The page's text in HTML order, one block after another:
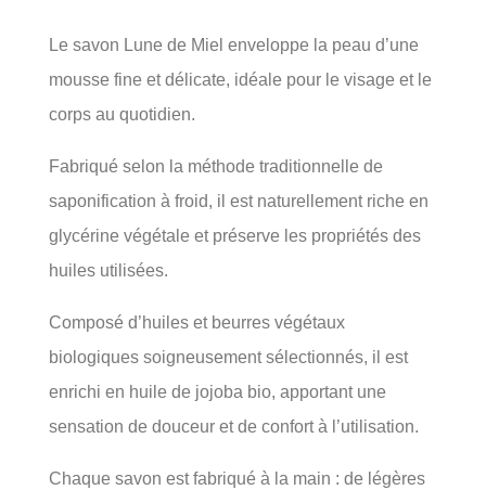
Le savon Lune de Miel enveloppe la peau d’une
mousse fine et délicate, idéale pour le visage et le
corps au quotidien.
Fabriqué selon la méthode traditionnelle de
saponification à froid, il est naturellement riche en
glycérine végétale et préserve les propriétés des
huiles utilisées.
Composé d’huiles et beurres végétaux
biologiques soigneusement sélectionnés, il est
enrichi en huile de jojoba bio, apportant une
sensation de douceur et de confort à l’utilisation.
Chaque savon est fabriqué à la main : de légères